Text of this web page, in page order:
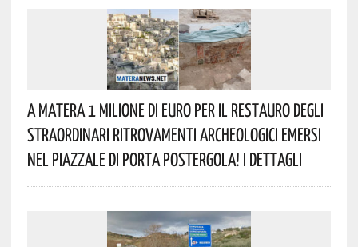
A Matera 1 Milione Di Euro Per Il Restauro Degli
Straordinari Ritrovamenti Archeologici Emersi
Nel Piazzale Di Porta Postergola! I Dettagli